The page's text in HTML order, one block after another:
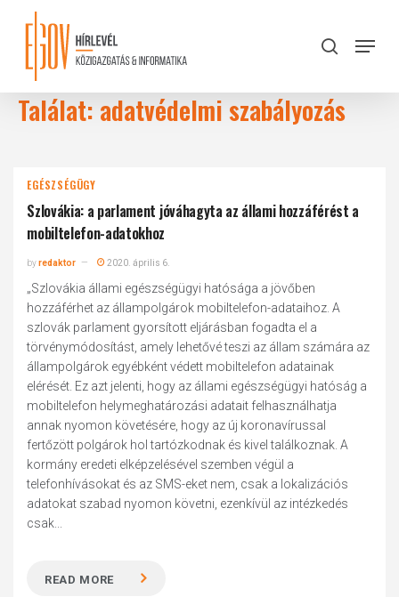
content
search
Menu
Találat: adatvédelmi szabályozás
EGÉSZSÉGÜGY
Szlovákia: a parlament jóváhagyta az állami hozzáférést a
mobiltelefon-adatokhoz
byredaktor 2020. április 6.
„Szlovákia állami egészségügyi hatósága a jövőben
hozzáférhet az állampolgárok mobiltelefon-adataihoz. A
szlovák parlament gyorsított eljárásban fogadta el a
törvénymódosítást, amely lehetővé teszi az állam számára az
állampolgárok egyébként védett mobiltelefon adatainak
elérését. Ez azt jelenti, hogy az állami egészségügyi hatóság a
mobiltelefon helymeghatározási adatait felhasználhatja
annak nyomon követésére, hogy az új koronavírussal
fertőzött polgárok hol tartózkodnak és kivel találkoznak. A
kormány eredeti elképzelésével szemben végül a
telefonhívásokat és az SMS-eket nem, csak a lokalizációs
adatokat szabad nyomon követni, ezenkívül az intézkedés
csak...
READ MORE
Close